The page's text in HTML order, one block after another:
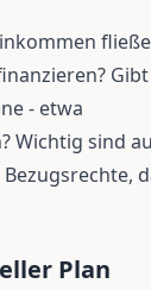
Gibt
- etwa
Wichtig sind
Plan